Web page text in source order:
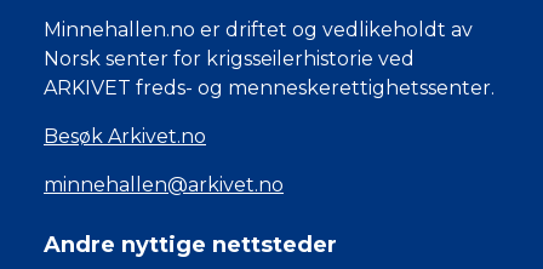
Minnehallen.no er driftet og vedlikeholdt av
Norsk senter for krigsseilerhistorie ved
ARKIVET freds- og menneskerettighetssenter.
Besøk Arkivet.no
minnehallen@arkivet.no
Andre nyttige nettsteder